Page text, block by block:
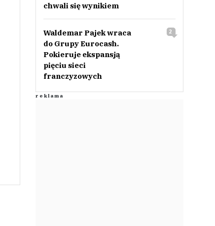
chwali się wynikiem
Waldemar Pajek wraca
do Grupy Eurocash.
Pokieruje ekspansją
pięciu sieci
franczyzowych
2